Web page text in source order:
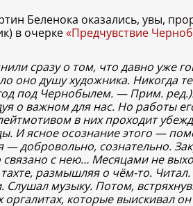
Беленока оказались, увы,
в очерке«Предчувствие
сразу о том, что давно уже
душу художника. Никогда
под Чернобылем. — Прим.
о важном для нас. Но работы
в них проходит
И ясное осознание этого —
добровольно, сознательно.
с нею… Месяцами не
размышляя о чём-то.
музыку. Потом,
которые выискивал